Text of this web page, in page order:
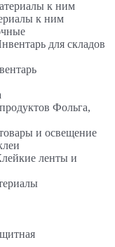
к ним
для складов
Фольга,
и освещение
ленты и